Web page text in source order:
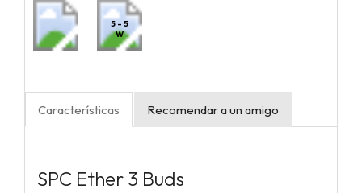
5 - 5
W
Características Recomendar a un amigo
SPC Ether 3 Buds